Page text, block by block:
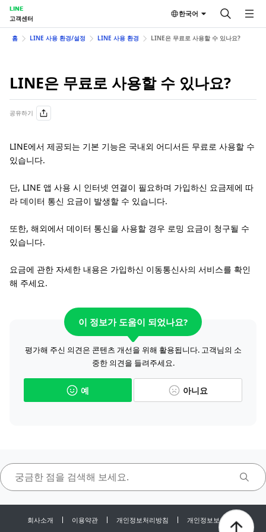
LINE
고객센터
한국어
홈 LINE 사용 환경/설정 LINE 사용 환경 LINE은 무료로 사용할 수 있나요?
LINE은 무료로 사용할 수 있나요?
공유하기
LINE에서 제공되는 기본 기능은 국내외 어디서든 무료로 사용할 수
있습니다.
단, LINE 앱 사용 시 인터넷 연결이 필요하며 가입하신 요금제에 따
라 데이터 통신 요금이 발생할 수 있습니다.
또한, 해외에서 데이터 통신을 사용할 경우 로밍 요금이 청구될 수
있습니다.
요금에 관한 자세한 내용은 가입하신 이동통신사의 서비스를 확인
해 주세요.
이 정보가 도움이 되었나요?
평가해 주신 의견은 콘텐츠 개선을 위해 활용됩니다. 고객님의 소
중한 의견을 들려주세요.
예 아니요
회사소개 이용약관 개인정보처리방침 개인정보보호센터